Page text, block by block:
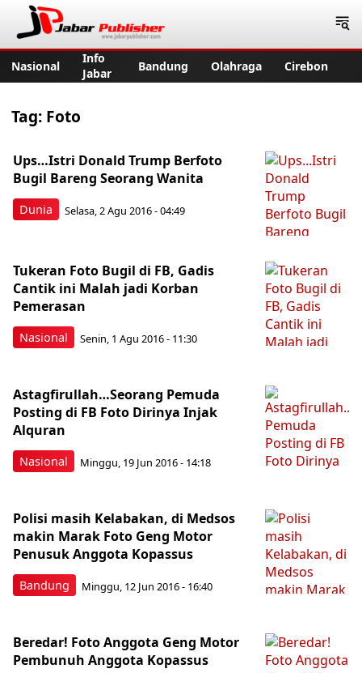
Nasional
Info
Jabar
Bandung Olahraga Cirebon
Tag: Foto
Dunia
Ups…Istri Donald Trump Berfoto
Bugil Bareng Seorang Wanita
Selasa, 2 Agu 2016 - 04:49
Nasional
Tukeran Foto Bugil di FB, Gadis
Cantik ini Malah jadi Korban
Pemerasan
Senin, 1 Agu 2016 - 11:30
Nasional
Astagfirullah…Seorang Pemuda
Posting di FB Foto Dirinya Injak
Alquran
Minggu, 19 Jun 2016 - 14:18
Bandung
Polisi masih Kelabakan, di Medsos
makin Marak Foto Geng Motor
Penusuk Anggota Kopassus
Minggu, 12 Jun 2016 - 16:40
Beredar! Foto Anggota Geng Motor
Pembunuh Anggota Kopassus